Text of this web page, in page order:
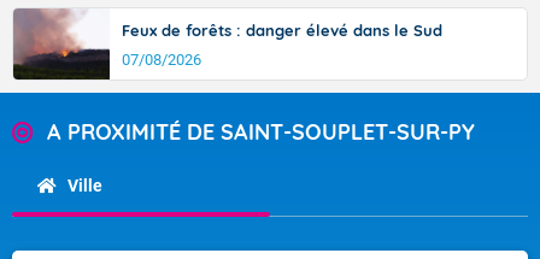
Feux de forêts : danger élevé dans le Sud
07/08/2026
A PROXIMITÉ DE SAINT-SOUPLET-SUR-PY
Ville